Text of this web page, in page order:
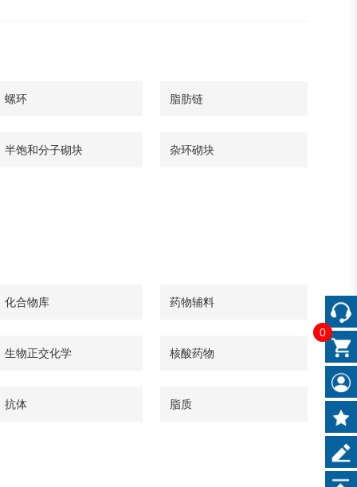
螺环 脂肪链
半饱和分子砌块 杂环砌块
化合物库 药物辅料
生物正交化学 核酸药物
抗体 脂质
0